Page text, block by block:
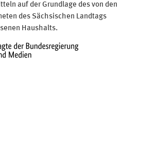
auf der Grundlage des von den
des Sächsischen Landtags
Haushalts.